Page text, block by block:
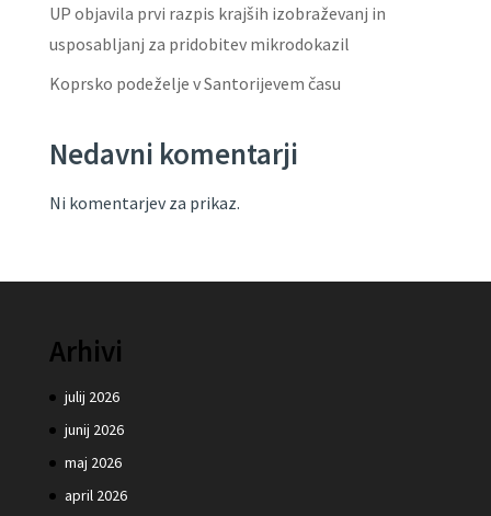
UP objavila prvi razpis krajših izobraževanj in
usposabljanj za pridobitev mikrodokazil
Koprsko podeželje v Santorijevem času
Nedavni komentarji
Ni komentarjev za prikaz.
Arhivi
julij 2026
junij 2026
maj 2026
april 2026